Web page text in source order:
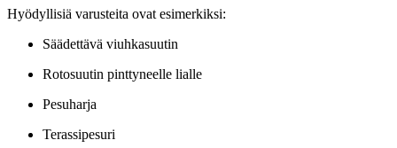
Hyödyllisiä varusteita ovat esimerkiksi:
Säädettävä viuhkasuutin
Rotosuutin pinttyneelle lialle
Pesuharja
Terassipesuri